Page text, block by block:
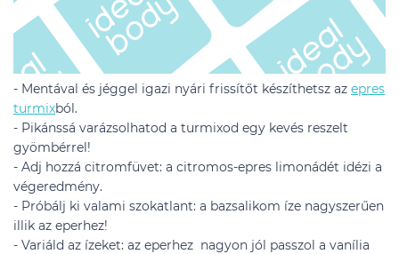
- Mentával és jéggel igazi nyári frissítőt készíthetsz az epres
turmixból.
- Pikánssá varázsolhatod a turmixod egy kevés reszelt
gyömbérrel!
- Adj hozzá citromfüvet: a citromos-epres limonádét idézi a
végeredmény.
- Próbálj ki valami szokatlant: a bazsalikom íze nagyszerűen
illik az eperhez!
- Variáld az ízeket: az eperhez nagyon jól passzol a vanília